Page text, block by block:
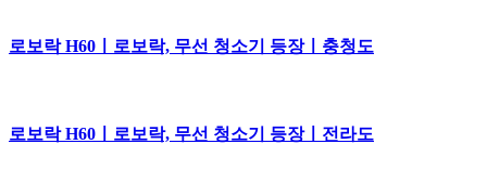
로보락 H60ㅣ로보락, 무선 청소기 등장ㅣ충청도
로보락 H60ㅣ로보락, 무선 청소기 등장ㅣ전라도